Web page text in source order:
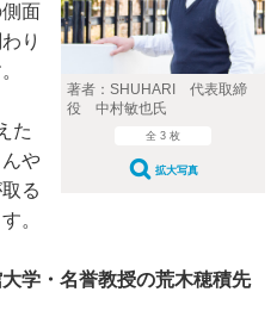
著者：SHUHARI 代表取締
役 中村敏也氏
全 3 枚
拡大写真
面
り
た
や
る
。
学・名誉教授の荒木穂積先